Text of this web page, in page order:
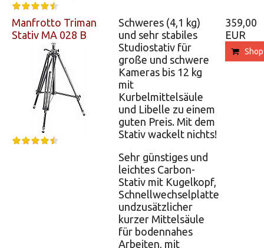
Manfrotto Triman
Stativ MA 028 B
Schweres (4,1 kg)
und sehr stabiles
Studiostativ für
große und schwere
Kameras bis 12 kg
mit
Kurbelmittelsäule
und Libelle zu einem
guten Preis. Mit dem
Stativ wackelt nichts!
359,00
EUR
Shop
Sehr günstiges und
leichtes Carbon-
Stativ mit Kugelkopf,
Schnellwechselplatte
undzusätzlicher
kurzer Mittelsäule
für bodennahes
Arbeiten, mit